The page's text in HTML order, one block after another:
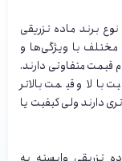
برند ماده تزریقی
مختلف با ویژگی‌ها و
قیمت متفاوتی دارند.
بالا و قیمت بالاتر
دارند ولی کیفیت یا